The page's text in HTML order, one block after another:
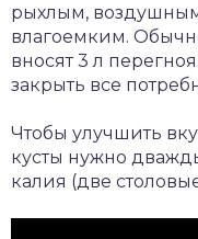
рыхлым,
влагоемким.
вносят 3 л
закрыть все
Чтобы улучшить
кусты нужно
калия (две